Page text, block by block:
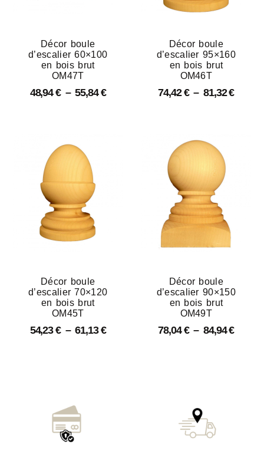
Décor boule
d’escalier 60×100
en bois brut
OM47T
48,94€ – 55,84€
Décor boule
d’escalier 95×160
en bois brut
OM46T
74,42€ – 81,32€
Décor boule
d’escalier 70×120
en bois brut
OM45T
54,23€ – 61,13€
Décor boule
d’escalier 90×150
en bois brut
OM49T
78,04€ – 84,94€